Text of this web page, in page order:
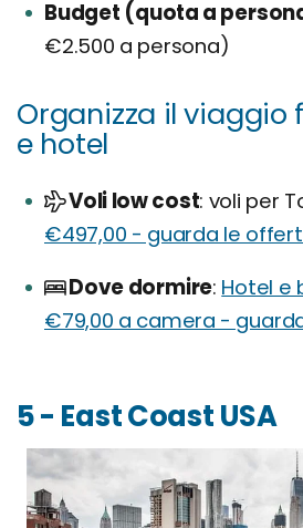
Budget (quota a
€2.500 a persona)
Organizza il viaggio
e hotel
Voli low cost voli per
€497,00 - guarda le
Dove dormire Hotel e
€79,00 a camera -
5 - East Coast USA